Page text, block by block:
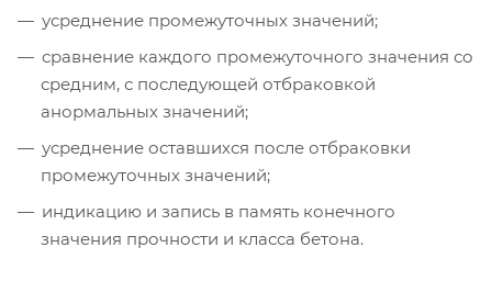
усреднение промежуточных значений;
сравнение каждого промежуточного значения со
средним, с последующей отбраковкой
анормальных значений;
усреднение оставшихся после отбраковки
промежуточных значений;
индикацию и запись в память конечного
значения прочности и класса бетона.